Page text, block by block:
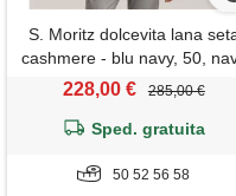
S. Moritz dolcevita lana
cashmere - blu navy, 50,
228,00 € 285,00 €
Sped. gratuita
50 52 56 58